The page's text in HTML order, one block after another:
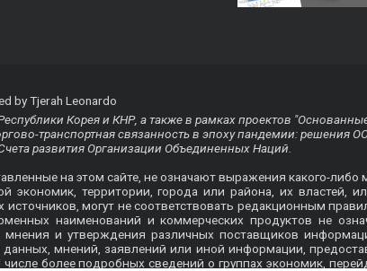
by Tjerah Leonardo
Корея и КНР, а также в рамках проектов
транспортная связанность в эпоху пандемии: решения
развития Организации Объединенных Наций.
на этом сайте, не означают выражения какого-либо
экономик, территории, города или района, их властей,
могут не соответствовать редакционным
наименований и коммерческих продуктов не
и утверждения различных поставщиков
мнений, заявлений или иной информации,
более подробных сведений о группах экономик,